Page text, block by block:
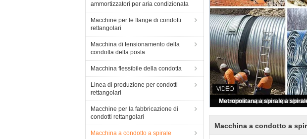
ammortizzatori per aria condizionata
Macchine per le flange di condotti
rettangolari
Macchina di tensionamento della
condotta della posta
Macchina flessibile della condotta
Linea di produzione per condotti
rettangolari
Macchine per la fabbricazione di
condotti rettangolari
Macchina a condotto a spirale
Macchina a condotto a